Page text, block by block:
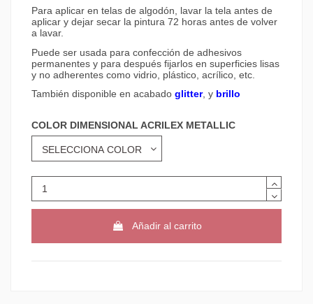
Para aplicar en telas de algodón, lavar la tela antes de
aplicar y dejar secar la pintura 72 horas antes de volver
a lavar.
Puede ser usada para confección de adhesivos
permanentes y para después fijarlos en superficies lisas
y no adherentes como vidrio, plástico, acrílico, etc.
También disponible en acabado glitter, y brillo
COLOR DIMENSIONAL ACRILEX METALLIC
Añadir al carrito